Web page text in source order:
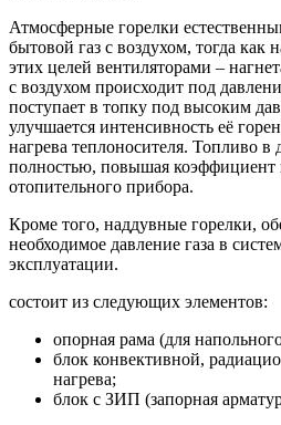
Атмосферные горелки
бытовой газ с воздухом, тогда как
этих целей вентиляторами –
с воздухом происходит под
поступает в топку под высоким
улучшается интенсивность её
нагрева теплоносителя. Топливо в
полностью, повышая коэффициент
отопительного прибора.
Кроме того, наддувные горелки,
необходимое давление газа в
эксплуатации.
состоит из следующих элементов:
опорная рама (для
блок конвективной,
нагрева;
блок с ЗИП (запорная